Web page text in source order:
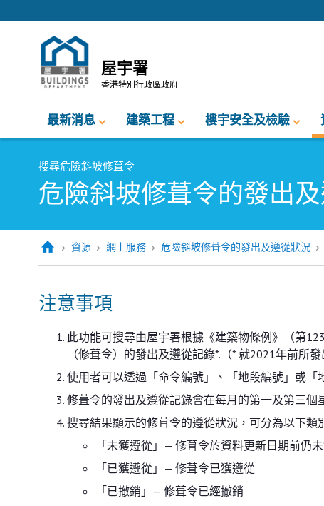
屋宇署
香港特別行政區政府
最新消息 建築工程 樓宇安全及檢驗
搜尋危險斜坡修葺令
危險斜坡修葺令的發出
資源 網上服務 危險斜坡修葺令的發出及遵從狀況
注意事項
此功能可搜尋由屋宇署根據《建築物條例》（第
（修葺令）的發出及遵從記錄*.（* 就2021年前所
使用者可以透過「命令編號」、「地段編號」或「
修葺令的發出及遵從記錄會在每月的第一及第三個
搜尋結果顯示的修葺令的遵從狀況，可分為以下類
「未獲遵從」— 修葺令於資料更新日期前仍
「已獲遵從」— 修葺令已獲遵從
「已撤銷」— 修葺令已經撤銷